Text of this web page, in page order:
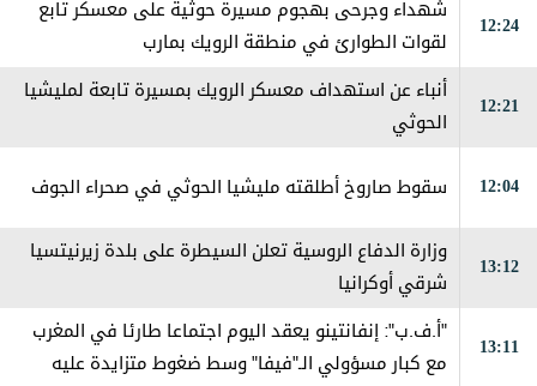
12:24
شهداء وجرحى بهجوم مسيرة حوثية على معسكر تابع
لقوات الطوارئ في منطقة الرويك بمارب
12:21
أنباء عن استهداف معسكر الرويك بمسيرة تابعة لمليشيا
الحوثي
12:04 سقوط صاروخ أطلقته مليشيا الحوثي في صحراء الجوف
13:12
وزارة الدفاع الروسية تعلن السيطرة على بلدة زيرنيتسيا
شرقي أوكرانيا
13:11
"أ.ف.ب": إنفانتينو يعقد اليوم اجتماعا طارئا في المغرب
مع كبار مسؤولي الـ"فيفا" وسط ضغوط متزايدة عليه